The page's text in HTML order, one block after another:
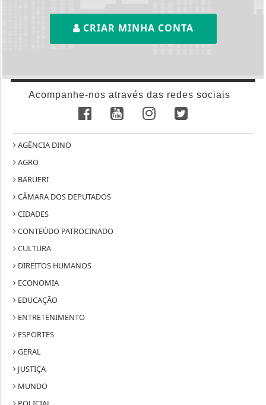
CRIAR MINHA CONTA
Acompanhe-nos através das redes sociais
AGÊNCIA DINO
AGRO
BARUERI
CÂMARA DOS DEPUTADOS
CIDADES
CONTEÚDO PATROCINADO
CULTURA
DIREITOS HUMANOS
ECONOMIA
EDUCAÇÃO
ENTRETENIMENTO
ESPORTES
GERAL
JUSTIÇA
MUNDO